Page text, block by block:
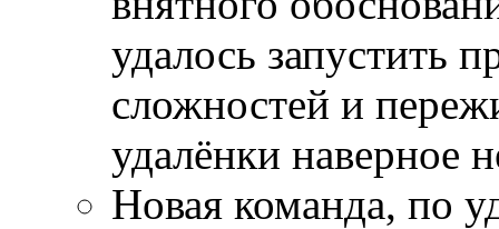
удалось запустить
сложностей и
удалёнки наверное
Новая команда, по